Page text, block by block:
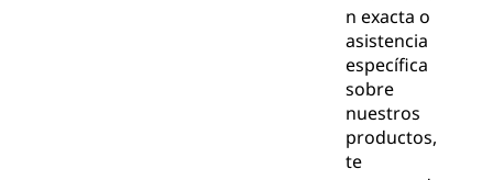
n exacta o
asistencia
específica
sobre
nuestros
productos,
te